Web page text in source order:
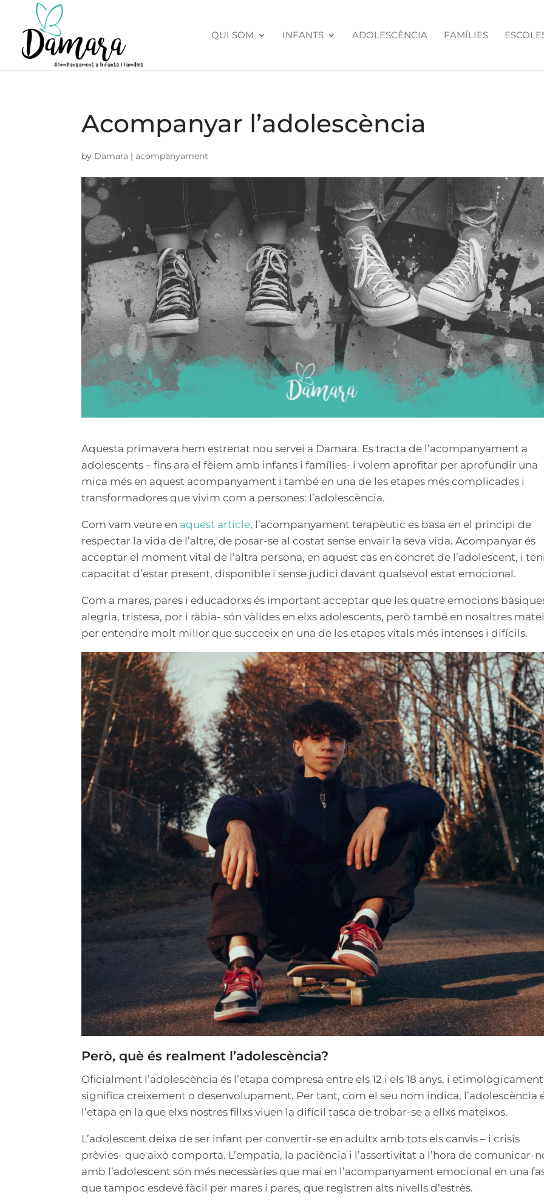
QUI SOM INFANTS ADOLESCÈNCIA FAMÍLIES
Acompanyar l’adolescència
by Damara |acompanyament
Aquesta primavera hem estrenat nou servei a Damara. Es tracta de l’acompanyament a
adolescents – fins ara el fèiem amb infants i famílies- i volem aprofitar per aprofundir una
mica més en aquest acompanyament i també en una de les etapes més complicades i
transformadores que vivim com a persones: l’adolescència.
Com vam veure en aquest article, l’acompanyament terapèutic es basa en el principi de
respectar la vida de l’altre, de posar-se al costat sense envair la seva vida. Acompanyar és
acceptar el moment vital de l’altra persona, en aquest cas en concret de l’adolescent, i
capacitat d’estar present, disponible i sense judici davant qualsevol estat emocional.
Com a mares, pares i educadorxs és important acceptar que les quatre emocions
alegria, tristesa, por i ràbia- són vàlides en elxs adolescents, però també en nosaltres
per entendre molt millor que succeeix en una de les etapes vitals més intenses i difícils.
Però, què és realment l’adolescència?
Oficialment l’adolescència és l’etapa compresa entre els 12 i els 18 anys, i etimològicament
significa creixement o desenvolupament. Per tant, com el seu nom indica, l’adolescència
l’etapa en la que elxs nostres fillxs viuen la difícil tasca de trobar-se a ellxs mateixos.
L’adolescent deixa de ser infant per convertir-se en adultx amb tots els canvis – i crisis
prèvies- que això comporta. L’empatia, la paciència i l’assertivitat a l’hora de comunicar-
amb l’adolescent són més necessàries que mai en l’acompanyament emocional en una
que tampoc esdevé fàcil per mares i pares, que registren alts nivells d’estrès.